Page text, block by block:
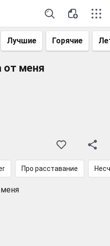
Лучшие Горячие
меня
Про расставание